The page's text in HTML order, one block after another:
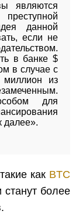
являются
данной
если не
в банке $
в случае с
миллион из
для
далее».
как BTC
более